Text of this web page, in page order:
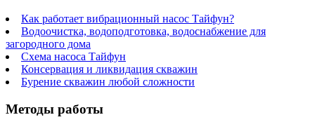
Как работает вибрационный насос Тайфун?
Водоочистка, водоподготовка, водоснабжение для
загородного дома
Схема насоса Тайфун
Консервация и ликвидация скважин
Бурение скважин любой сложности
Методы работы